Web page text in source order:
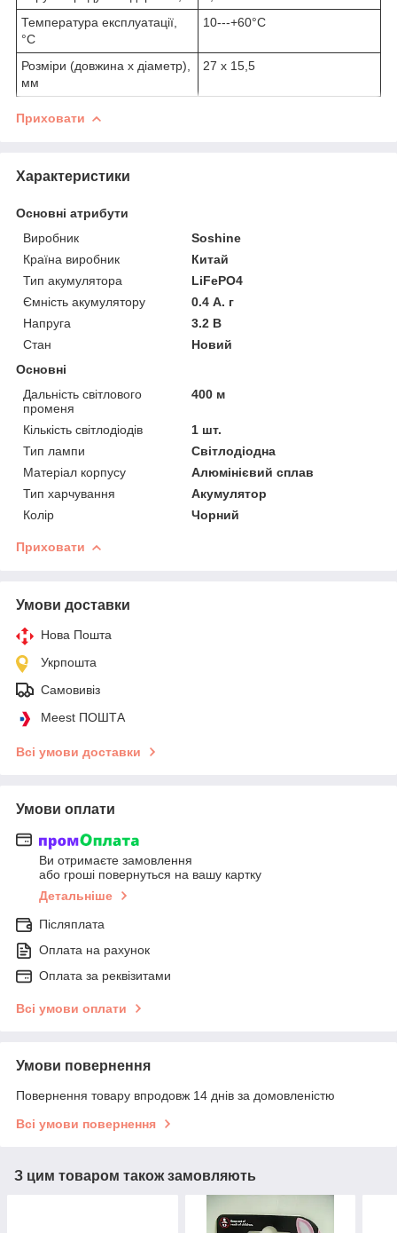
Температура експлуатації,
°C
10---+60°C
Розміри (довжина х діаметр),
мм
27 х 15,5
Приховати
Характеристики
Основні атрибути
Виробник
Soshine
Країна виробник
Китай
Тип акумулятора
LiFePO4
Ємність акумулятору
0.4 А. г
Напруга
3.2 В
Стан
Новий
Основні
Дальність світлового
променя
400 м
Кількість світлодіодів
1 шт.
Тип лампи
Світлодіодна
Матеріал корпусу
Алюмінієвий сплав
Тип харчування
Акумулятор
Колір
Чорний
Приховати
Умови доставки
Нова Пошта
Укрпошта
Самовивіз
Meest ПОШТА
Всі умови доставки
Умови оплати
Ви отримаєте замовлення
або гроші повернуться на вашу картку
Детальніше
Післяплата
Оплата на рахунок
Оплата за реквізитами
Всі умови оплати
Умови повернення
Повернення товару впродовж 14 днів за домовленістю
Всі умови повернення
З цим товаром також замовляють